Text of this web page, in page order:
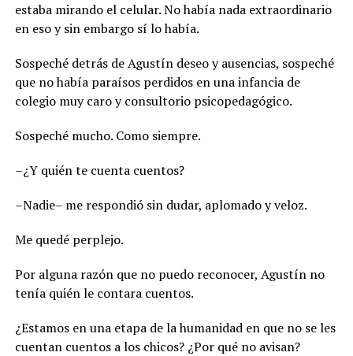
estaba mirando el celular. No había nada extraordinario
en eso y sin embargo sí lo había.
Sospeché detrás de Agustín deseo y ausencias, sospeché
que no había paraísos perdidos en una infancia de
colegio muy caro y consultorio psicopedagógico.
Sospeché mucho. Como siempre.
–¿Y quién te cuenta cuentos?
–Nadie– me respondió sin dudar, aplomado y veloz.
Me quedé perplejo.
Por alguna razón que no puedo reconocer, Agustín no
tenía quién le contara cuentos.
¿Estamos en una etapa de la humanidad en que no se les
cuentan cuentos a los chicos? ¿Por qué no avisan?